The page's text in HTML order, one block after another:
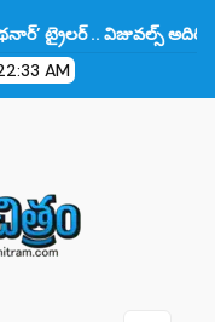
.. విజువల్స్ అదిరిపోయాయి కానీ
AM